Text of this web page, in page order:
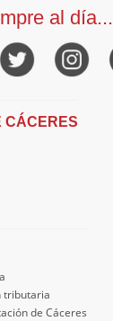
al día...
CÁCERES
tributaria
de Cáceres